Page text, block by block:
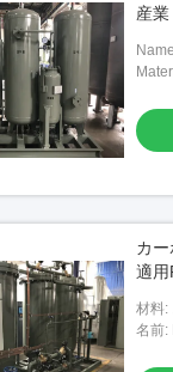
産業
カ
適用
材料:
名前: